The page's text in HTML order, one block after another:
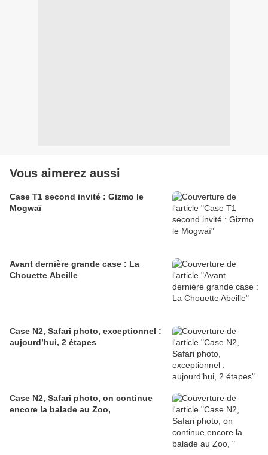
Vous aimerez aussi
Case T1 second invité : Gizmo le
Mogwaï
Avant dernière grande case : La
Chouette Abeille
Case N2, Safari photo, exceptionnel :
aujourd’hui, 2 étapes
Case N2, Safari photo, on continue
encore la balade au Zoo,